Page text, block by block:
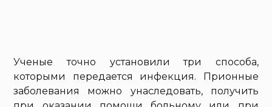
Ученые точно установили три способа,
которыми передается инфекция. Прионные
заболевания можно унаследовать, получить